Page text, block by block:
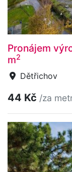
Pronájem
m2
Dětřichov
44 Kč /za